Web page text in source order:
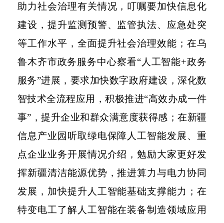
助力社会治理有关情况，叮嘱要加快信息化
建设，提升监测预警、监管执法、应急处突
等工作水平，全面提升社会治理效能；在乌
鲁木齐市政务服务中心察看“人工智能+政务
服务”进展，要求加快数字政府建设，深化数
智技术全流程应用，积极推进“高效办成一件
事”，提升企业和群众满意度获得感；在新疆
信息产业园听取绿电保障人工智能发展、重
点企业业务开展情况介绍，勉励大家更好发
挥新疆清洁能源优势，推进算力与电力协同
发展，加快提升人工智能基础支撑能力；在
特变电工了解人工智能在装备制造领域应用